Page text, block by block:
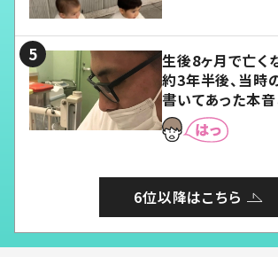
生後8ヶ月で亡く
約3年半後、当時
書いてあった本音
6位以降はこちら